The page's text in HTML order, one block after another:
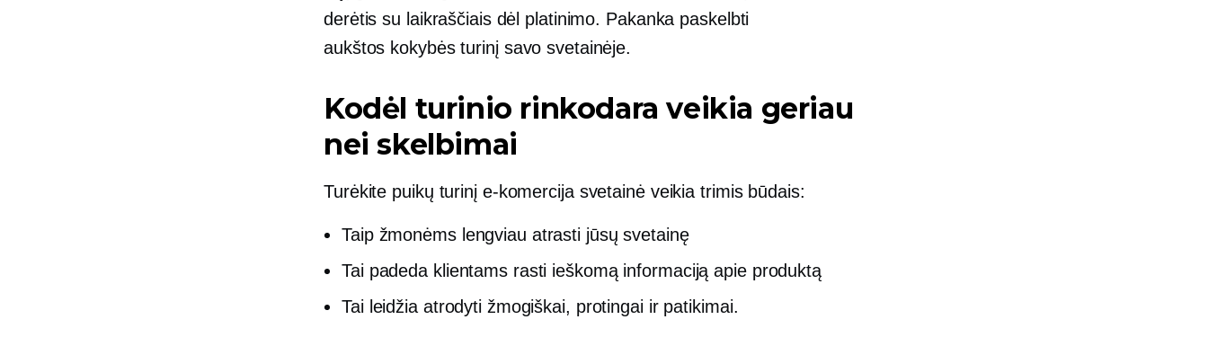
derėtis su laikraščiais dėl platinimo. Pakanka paskelbti
aukštos kokybėsturinį savo svetainėje.
Kodėl turinio rinkodara veikia geriau
nei skelbimai
Turėkite puikų turinį e-komercijasvetainė veikia trimis būdais:
Taip žmonėms lengviau atrasti jūsų svetainę
Tai padeda klientams rasti ieškomą informaciją apie produktą
Tai leidžia atrodyti žmogiškai, protingai ir patikimai.